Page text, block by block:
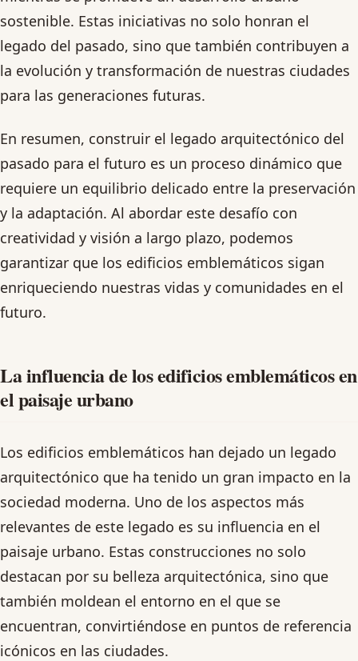
sostenible. Estas iniciativas no solo honran el
legado del pasado, sino que también contribuyen a
la evolución y transformación de nuestras ciudades
para las generaciones futuras.
En resumen, construir el legado arquitectónico del
pasado para el futuro es un proceso dinámico que
requiere un equilibrio delicado entre la preservación
y la adaptación. Al abordar este desafío con
creatividad y visión a largo plazo, podemos
garantizar que los edificios emblemáticos sigan
enriqueciendo nuestras vidas y comunidades en el
futuro.
La influencia de los edificios emblemáticos en
el paisaje urbano
Los edificios emblemáticos han dejado un legado
arquitectónico que ha tenido un gran impacto en la
sociedad moderna. Uno de los aspectos más
relevantes de este legado es su influencia en el
paisaje urbano. Estas construcciones no solo
destacan por su belleza arquitectónica, sino que
también moldean el entorno en el que se
encuentran, convirtiéndose en puntos de referencia
icónicos en las ciudades.